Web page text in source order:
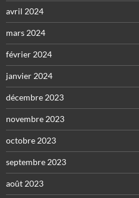
avril 2024
mars 2024
février 2024
janvier 2024
décembre 2023
novembre 2023
octobre 2023
septembre 2023
août 2023